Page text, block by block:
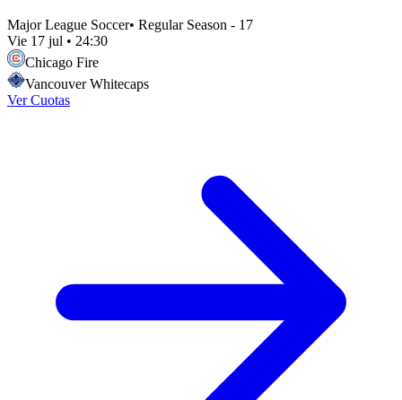
Major League Soccer• Regular Season - 17
Vie 17 jul • 24:30
Chicago Fire
Vancouver Whitecaps
Ver Cuotas